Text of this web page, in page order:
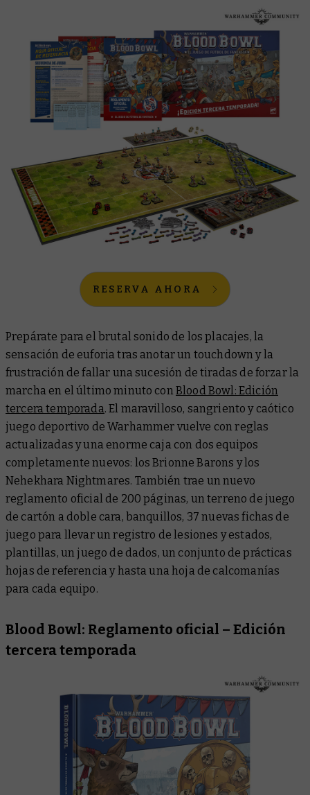
RESERVA AHORA
Prepárate para el brutal sonido de los placajes, la
sensación de euforia tras anotar un touchdown y la
frustración de fallar una sucesión de tiradas de forzar la
marcha en el último minuto con Blood Bowl: Edición
tercera temporada. El maravilloso, sangriento y caótico
juego deportivo de Warhammer vuelve con reglas
actualizadas y una enorme caja con dos equipos
completamente nuevos: los Brionne Barons y los
Nehekhara Nightmares. También trae un nuevo
reglamento oficial de 200 páginas, un terreno de juego
de cartón a doble cara, banquillos, 37 nuevas fichas de
juego para llevar un registro de lesiones y estados,
plantillas, un juego de dados, un conjunto de prácticas
hojas de referencia y hasta una hoja de calcomanías
para cada equipo.
Blood Bowl: Reglamento oficial – Edición
tercera temporada